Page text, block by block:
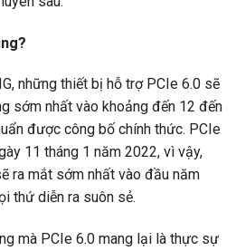
những thiết bị hỗ trợ PCIe 6.0 sẽ
sớm nhất vào khoảng đến 12 đến
được công bố chính thức. PCIe
11 tháng 1 năm 2022, vì vậy,
ra mắt sớm nhất vào đầu năm
thứ diễn ra suôn sẻ.
mà PCIe 6.0 mang lại là thực sự